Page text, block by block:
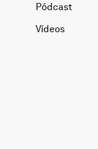
Pódcast
Vídeos